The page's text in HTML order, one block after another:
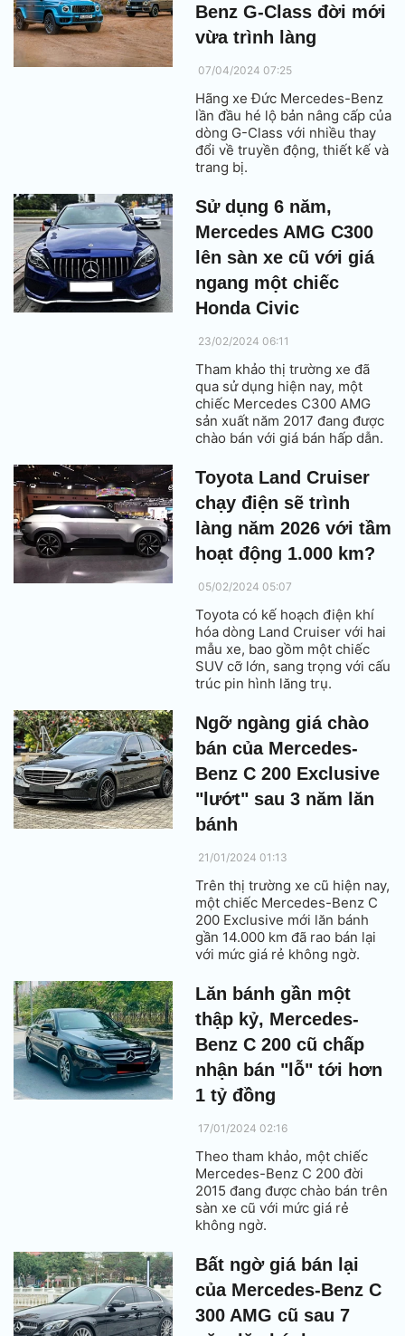
Benz G-Class đời mới
vừa trình làng
07/04/2024 07:25
Hãng xe Đức Mercedes-Benz
lần đầu hé lộ bản nâng cấp của
dòng G-Class với nhiều thay
đổi về truyền động, thiết kế và
trang bị.
Sử dụng 6 năm,
Mercedes AMG C300
lên sàn xe cũ với giá
ngang một chiếc
Honda Civic
23/02/2024 06:11
Tham khảo thị trường xe đã
qua sử dụng hiện nay, một
chiếc Mercedes C300 AMG
sản xuất năm 2017 đang được
chào bán với giá bán hấp dẫn.
Toyota Land Cruiser
chạy điện sẽ trình
làng năm 2026 với tầm
hoạt động 1.000 km?
05/02/2024 05:07
Toyota có kế hoạch điện khí
hóa dòng Land Cruiser với hai
mẫu xe, bao gồm một chiếc
SUV cỡ lớn, sang trọng với cấu
trúc pin hình lăng trụ.
Ngỡ ngàng giá chào
bán của Mercedes-
Benz C 200 Exclusive
"lướt" sau 3 năm lăn
bánh
21/01/2024 01:13
Trên thị trường xe cũ hiện nay,
một chiếc Mercedes-Benz C
200 Exclusive mới lăn bánh
gần 14.000 km đã rao bán lại
với mức giá rẻ không ngờ.
Lăn bánh gần một
thập kỷ, Mercedes-
Benz C 200 cũ chấp
nhận bán "lỗ" tới hơn
1 tỷ đồng
17/01/2024 02:16
Theo tham khảo, một chiếc
Mercedes-Benz C 200 đời
2015 đang được chào bán trên
sàn xe cũ với mức giá rẻ
không ngờ.
Bất ngờ giá bán lại
của Mercedes-Benz C
300 AMG cũ sau 7